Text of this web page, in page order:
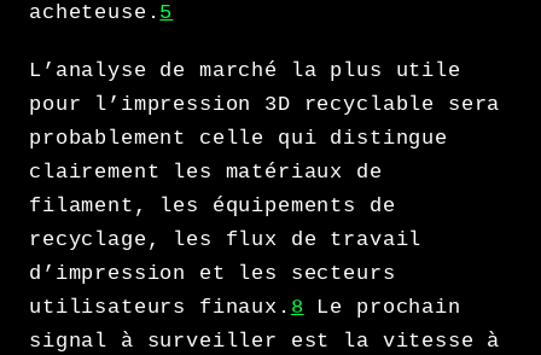
acheteuse. 5
L’analyse de marché la plus utile
pour l’impression 3D recyclable sera
probablement celle qui distingue
clairement les matériaux de
filament, les équipements de
recyclage, les flux de travail
d’impression et les secteurs
utilisateurs finaux. 8 Le prochain
signal à surveiller est la vitesse à